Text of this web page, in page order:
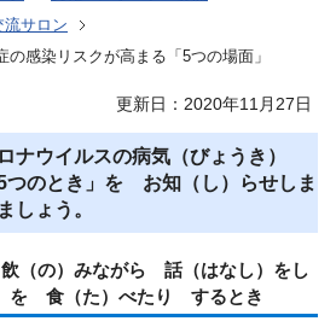
流サロン
感染リスクが高まる「5つの場面」
更新日：2020年11月27日
ナウイルスの病気（びょうき）
のとき」を お知（し）らせしま
しょう。
（の）みながら 話（はなし）をし
を 食（た）べたり するとき